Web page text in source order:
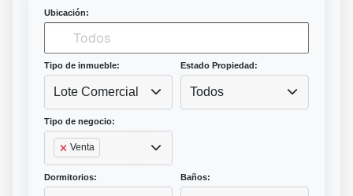
Ubicación:
Tipo de inmueble:
Lote Comercial
Estado Propiedad:
Todos
Tipo de negocio:
Venta
Dormitorios: Baños: